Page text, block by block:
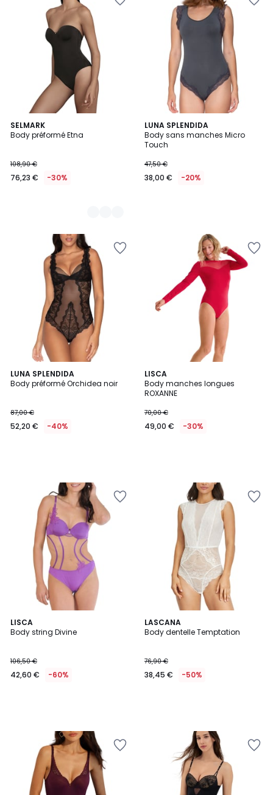
SELMARK
Body préformé Etna
108,90 €
76,23 € -30%
2
Couleurs
LUNA SPLENDIDA
Body sans manches Micro
Touch
47,50 €
38,00 € -20%
LUNA SPLENDIDA
Body préformé Orchidea noir
87,00 €
52,20 € -40%
LISCA
Body manches longues
ROXANNE
70,00 €
49,00 € -30%
LISCA
Body string Divine
106,50 €
42,60 € -60%
LASCANA
Body dentelle Temptation
76,90 €
38,45 € -50%